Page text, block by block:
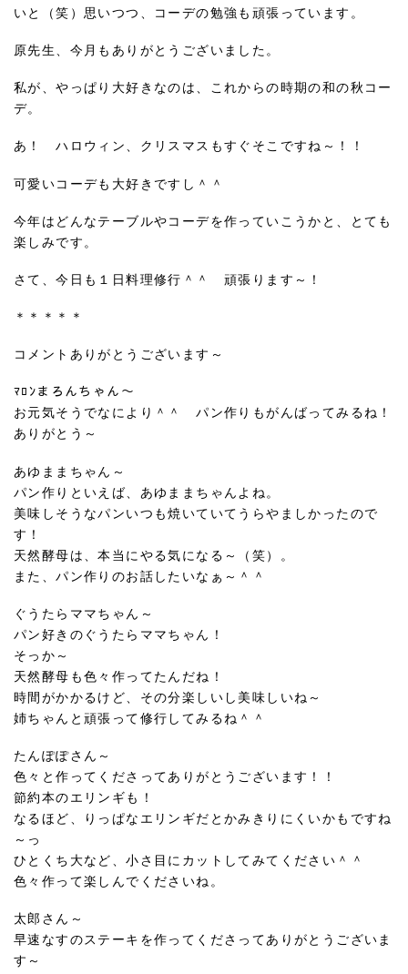
いと（笑）思いつつ、コーデの勉強も頑張っています。
原先生、今月もありがとうございました。
私が、やっぱり大好きなのは、これからの時期の和の秋コー
デ。
あ！ ハロウィン、クリスマスもすぐそこですね～！！
可愛いコーデも大好きですし＾＾
今年はどんなテーブルやコーデを作っていこうかと、とても
楽しみです。
さて、今日も１日料理修行＾＾ 頑張ります～！
＊＊＊＊＊
コメントありがとうございます～
ﾏﾛﾝまろんちゃん～
お元気そうでなにより＾＾ パン作りもがんばってみるね！
ありがとう～
あゆままちゃん～
パン作りといえば、あゆままちゃんよね。
美味しそうなパンいつも焼いていてうらやましかったので
す！
天然酵母は、本当にやる気になる～（笑）。
また、パン作りのお話したいなぁ～＾＾
ぐうたらママちゃん～
パン好きのぐうたらママちゃん！
そっか～
天然酵母も色々作ってたんだね！
時間がかかるけど、その分楽しいし美味しいね～
姉ちゃんと頑張って修行してみるね＾＾
たんぽぽさん～
色々と作ってくださってありがとうございます！！
節約本のエリンギも！
なるほど、りっぱなエリンギだとかみきりにくいかもですね
～っ
ひとくち大など、小さ目にカットしてみてください＾＾
色々作って楽しんでくださいね。
太郎さん～
早速なすのステーキを作ってくださってありがとうございま
す～